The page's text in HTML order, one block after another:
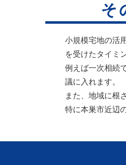
そ
小規模宅地の活
を受けたタイミ
例えば一次相続
議に入れます。
また、地域に根
特に本巣市近辺